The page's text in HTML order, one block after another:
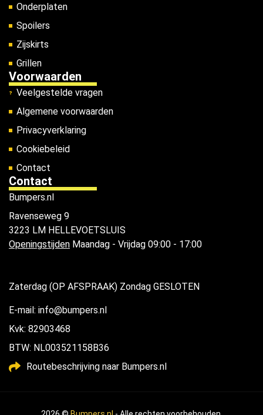
Onderplaten
Spoilers
Zijskirts
Grillen
Voorwaarden
Veelgestelde vragen
Algemene voorwaarden
Privacyverklaring
Cookiebeleid
Contact
Contact
Bumpers.nl
Ravenseweg 9
3223 LM HELLEVOETSLUIS
Openingstijden Maandag - Vrijdag 09:00 - 17:00
Zaterdag (OP AFSPRAAK) Zondag GESLOTEN
E-mail: info@bumpers.nl
Kvk: 82903468
BTW: NL003521158B36
Routebeschrijving naar Bumpers.nl